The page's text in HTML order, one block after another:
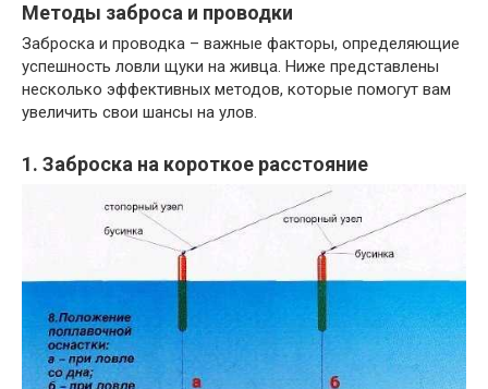
Методы заброса и проводки
Заброска и проводка – важные факторы, определяющие
успешность ловли щуки на живца. Ниже представлены
несколько эффективных методов, которые помогут вам
увеличить свои шансы на улов.
1. Заброска на короткое расстояние